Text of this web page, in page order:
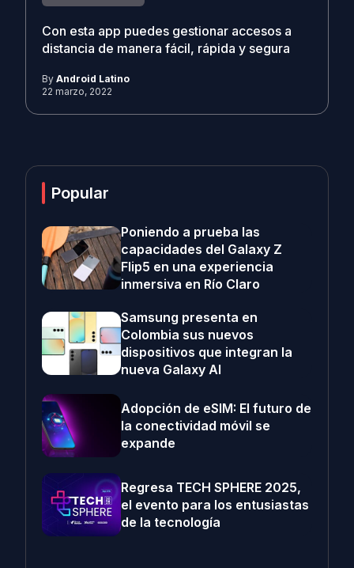
Con esta app puedes gestionar accesos a
distancia de manera fácil, rápida y segura
By Android Latino
22 marzo, 2022
Popular
Poniendo a prueba las
capacidades del Galaxy Z
Flip5 en una experiencia
inmersiva en Río Claro
Samsung presenta en
Colombia sus nuevos
dispositivos que integran la
nueva Galaxy AI
Adopción de eSIM: El futuro de
la conectividad móvil se
expande
Regresa TECH SPHERE 2025,
el evento para los entusiastas
de la tecnología